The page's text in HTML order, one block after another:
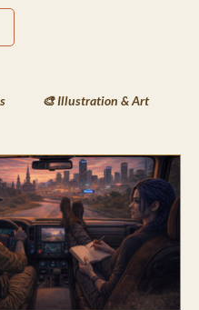
🎨 Illustration & Art
Les Notes de Lyra
🗒️La Gazette de Havenport